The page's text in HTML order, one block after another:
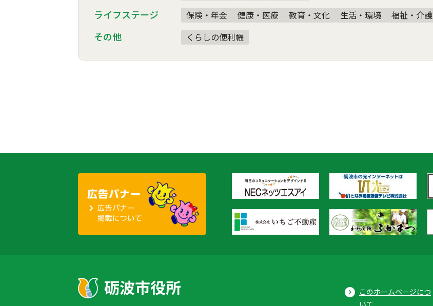
ライフステージ 保険・年金 健康・医療 教育・文化 生活・環境 福祉・介護
その他 くらしの便利帳
このホームページにつ